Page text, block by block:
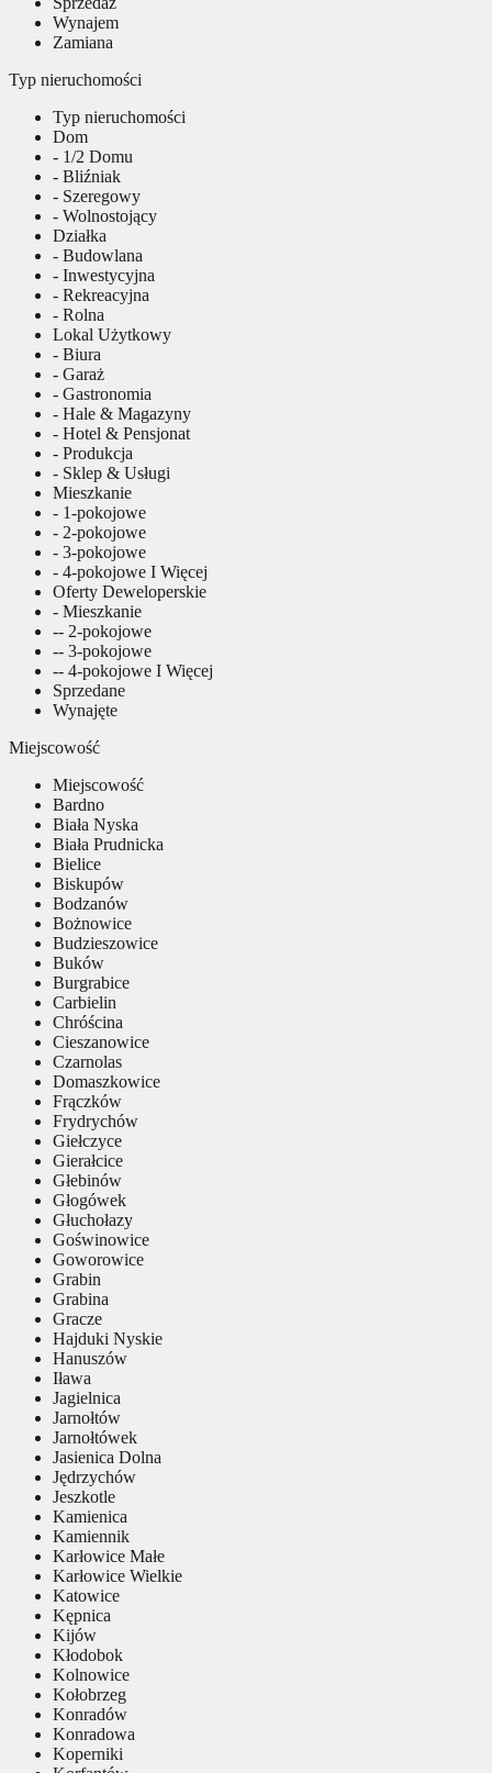
Wynajem
Zamiana
Typ nieruchomości
Typ nieruchomości
Dom
- 1/2 Domu
- Bliźniak
- Szeregowy
- Wolnostojący
Działka
- Budowlana
- Inwestycyjna
- Rekreacyjna
- Rolna
Lokal Użytkowy
- Biura
- Garaż
- Gastronomia
- Hale & Magazyny
- Hotel & Pensjonat
- Produkcja
- Sklep & Usługi
Mieszkanie
- 1-pokojowe
- 2-pokojowe
- 3-pokojowe
- 4-pokojowe I Więcej
Oferty Deweloperskie
- Mieszkanie
-- 2-pokojowe
-- 3-pokojowe
-- 4-pokojowe I Więcej
Sprzedane
Wynajęte
Miejscowość
Miejscowość
Bardno
Biała Nyska
Biała Prudnicka
Bielice
Biskupów
Bodzanów
Bożnowice
Budzieszowice
Buków
Burgrabice
Carbielin
Chróścina
Cieszanowice
Czarnolas
Domaszkowice
Frączków
Frydrychów
Giełczyce
Gierałcice
Głebinów
Głogówek
Głuchołazy
Goświnowice
Goworowice
Grabin
Grabina
Gracze
Hajduki Nyskie
Hanuszów
Iława
Jagielnica
Jarnołtów
Jarnołtówek
Jasienica Dolna
Jędrzychów
Jeszkotle
Kamienica
Kamiennik
Karłowice Małe
Karłowice Wielkie
Katowice
Kępnica
Kijów
Kłodobok
Kolnowice
Kołobrzeg
Konradów
Konradowa
Koperniki